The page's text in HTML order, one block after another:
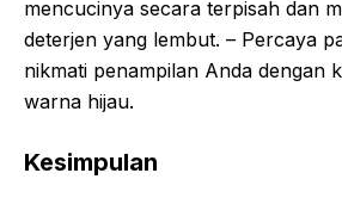
mencucinya secara terpisah dan
deterjen yang lembut. – Percaya
nikmati penampilan Anda dengan
warna hijau.
Kesimpulan